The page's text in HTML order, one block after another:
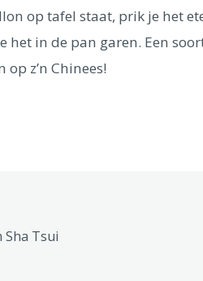
op tafel staat, prik je het
het in de pan garen. Een
z’n Chinees!
Sha Tsui